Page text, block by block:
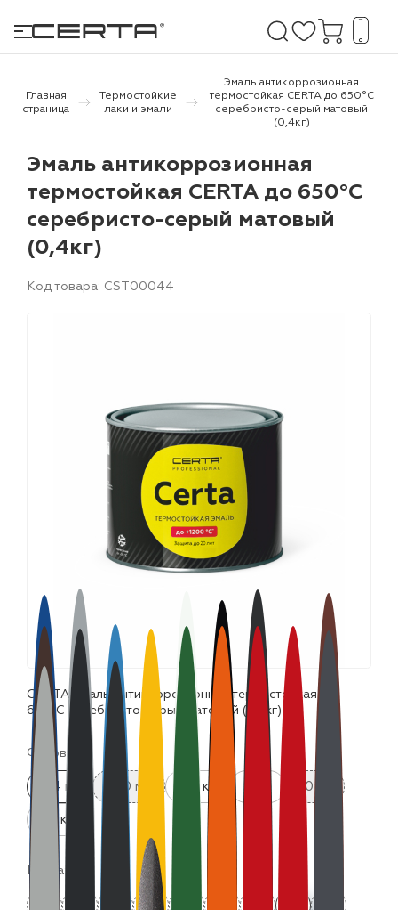
и дачи
бетону,
и эмали
Главная
страница
Термостойкие
лаки и эмали
Эмаль антикоррозионная
термостойкая CERTA до 650°С
серебристо-серый матовый
(0,4кг)
Эмаль антикоррозионная
термостойкая CERTA до 650°С
серебристо-серый матовый
(0,4кг)
Код товара: CST00044
CERTA эмаль антикоррозионная термостойкая до
650°С серебристо-серый матовый (0,4кг)
Фасовка:
0.4 кг 520 мл 0.8 кг 4 кг
10 кг
25 кг
Цвета: